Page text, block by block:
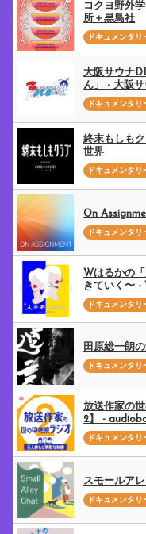
コクヨ野外
所＋黒鳥社
ドキュメンタリ
大阪サウナ
ん」 - 大阪
ドキュメンタリ
終末もしも
世界
ドキュメンタリ
On
ドキュメンタリ
Wはるかの
きていく〜 -
ドキュメンタリ
田原総一朗
ドキュメンタリ
放送作家の
2】 -
ドキュメンタリ
スモールア
ドキュメンタリ